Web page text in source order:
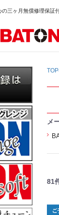
三ヶ月無償修理保証
メ
81